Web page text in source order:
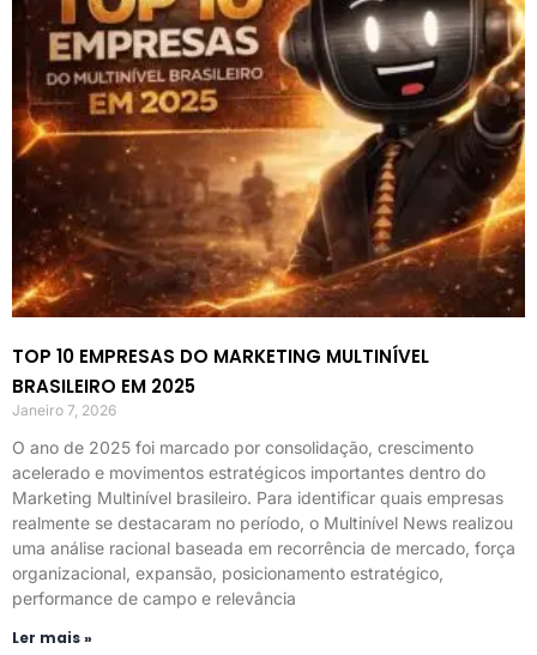
TOP 10 EMPRESAS DO MARKETING MULTINÍVEL
BRASILEIRO EM 2025
Janeiro 7, 2026
O ano de 2025 foi marcado por consolidação, crescimento
acelerado e movimentos estratégicos importantes dentro do
Marketing Multinível brasileiro. Para identificar quais empresas
realmente se destacaram no período, o Multinível News realizou
uma análise racional baseada em recorrência de mercado, força
organizacional, expansão, posicionamento estratégico,
performance de campo e relevância
Ler mais »